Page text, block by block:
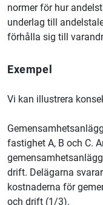
normer för hur
underlag till
förhålla sig till
Exempel
Vi kan illustrera
fastighet A, B och C.
drift. Delägarna
kostnaderna för
och drift (1/3).